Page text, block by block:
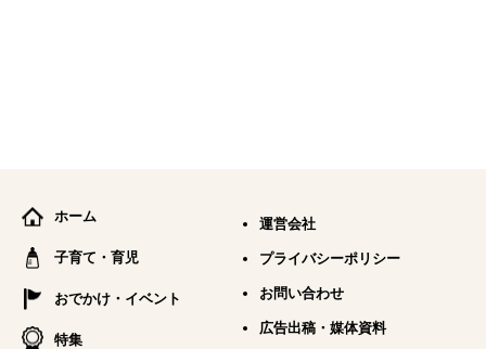
ホーム
子育て・育児
おでかけ・イベント
特集
運営会社
プライバシーポリシー
お問い合わせ
広告出稿・媒体資料